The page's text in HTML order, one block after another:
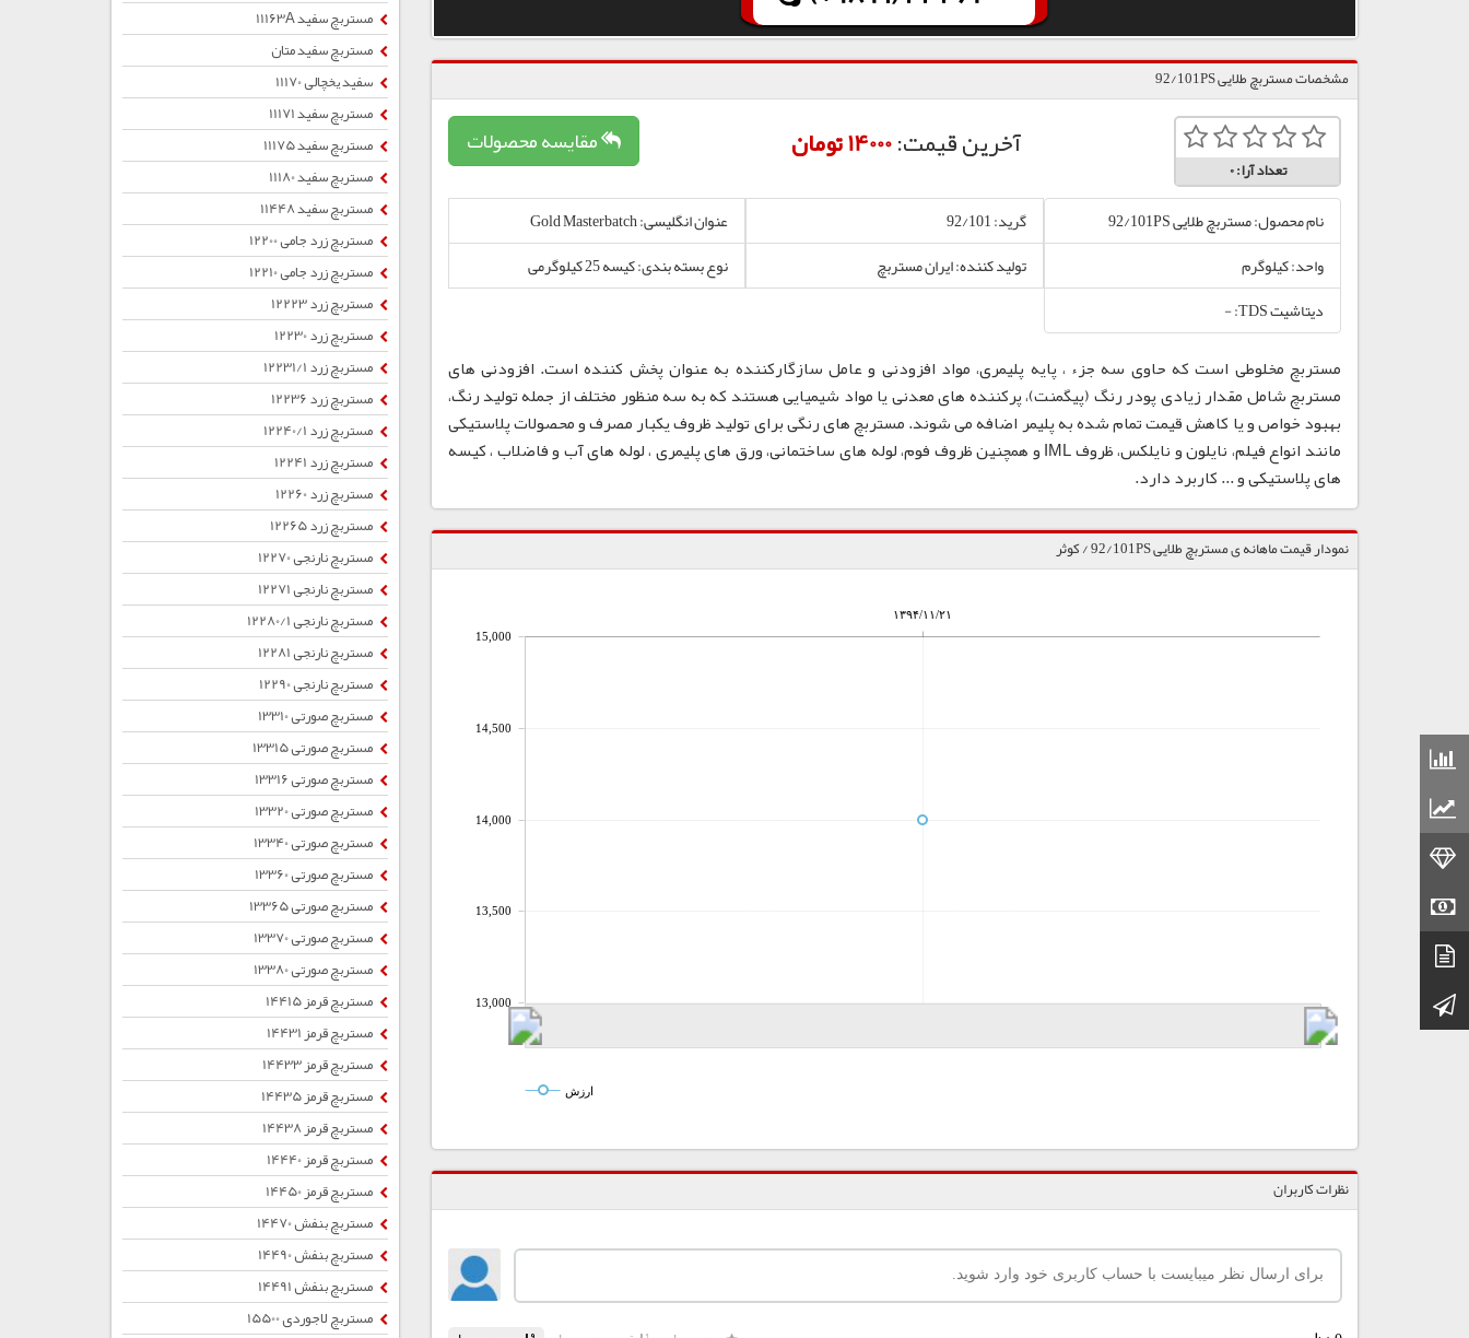
کانال تلگرام
مشخصات مستربچ طلایی 92/101PS
تعداد آرا:0
مقایسه محصولات آخرین قیمت:14000 تومان
نام محصول: مستربچ طلایی 92/101PS گرید: 92/101
عنوان انگلیسی: Gold Masterbatch
واحد: کیلوگرم
تولید کننده: ایران مستربچ
نوع بسته بندی: کیسه 25 کیلوگرمی
دیتاشیت TDS: -
مستربچ مخلوطی است که حاوی سه جزء ، پایه پلیمری، مواد افزودنی و عامل سازگارکننده به عنوان پخش کننده است. افزودنی های
مستربچ شامل مقدار زیادی پودر رنگ (پیگمنت)، پرکننده های معدنی یا مواد شیمیایی هستند که به سه منظور مختلف از جمله تولید رنگ،
بهبود خواص و یا کاهش قیمت تمام شده به پلیمر اضافه می شوند. مستربچ های رنگی برای تولید ظروف یکبار مصرف و محصولات پلاستیکی
مانند انواع فیلم، نایلون و نایلکس، ظروف IML و همچنین ظروف فوم، لوله های ساختمانی، ورق های پلیمری ، لوله های آب و فاضلاب ، کیسه
های پلاستیکی و ... کاربرد دارد.
نمودار قیمت ماهانه ی مستربچ طلایی 92/101PS / کوثر
۱۳۹۴/۱۱/۲۱
13,000
13,500
14,000
14,500
15,000
ارزش
نظرات کاربران
مستربچ سفید 11163A
مستربچ سفید متان
سفید یخچالی 11170
مستربچ سفید 11171
مستربچ سفید 11175
مستربچ سفید 11180
مستربچ سفید 11448
مستربچ زرد جامی 12200
مستربچ زرد جامی 12210
مستربچ زرد 12223
مستربچ زرد 12230
مستربچ زرد 12231/1
مستربچ زرد 12236
مستربچ زرد 12240/1
مستربچ زرد 12241
مستربچ زرد 12260
مستربچ زرد 12265
مستربچ نارنجی 12270
مستربچ نارنجی 12271
مستربچ نارنجی 12280/1
مستربچ نارنجی 12281
مستربچ نارنجی 12290
مستربچ صورتی 13310
مستربچ صورتی 13315
مستربچ صورتی 13316
مستربچ صورتی 13320
مستربچ صورتی 13340
مستربچ صورتی 13360
مستربچ صورتی 13365
مستربچ صورتی 13370
مستربچ صورتی 13380
مستربچ قرمز 14415
مستربچ قرمز 14431
مستربچ قرمز 14433
مستربچ قرمز 14435
مستربچ قرمز 14438
مستربچ قرمز 14440
مستربچ قرمز 14450
مستربچ بنفش 14470
مستربچ بنفش 14490
مستربچ بنفش 14491
مستربچ لاجوردی 15500